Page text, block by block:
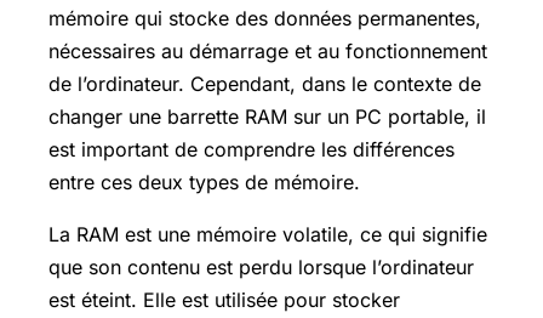
mémoire qui stocke des données permanentes,
nécessaires au démarrage et au fonctionnement
de l’ordinateur. Cependant, dans le contexte de
changer une barrette RAM sur un PC portable, il
est important de comprendre les différences
entre ces deux types de mémoire.
La RAM est une mémoire volatile, ce qui signifie
que son contenu est perdu lorsque l’ordinateur
est éteint. Elle est utilisée pour stocker